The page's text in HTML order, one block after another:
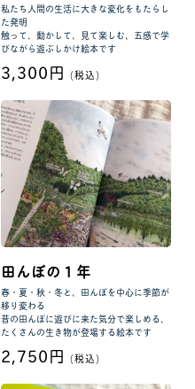
私たち人間の生活に大きな変化をもたらし
た発明
触って、動かして、見て楽しむ、五感で学
びながら遊ぶしかけ絵本です
3,300円 (税込)
田んぼの１年
春・夏・秋・冬と、田んぼを中心に季節が
移り変わる
昔の田んぼに遊びに来た気分で楽しめる、
たくさんの生き物が登場する絵本です
2,750円 (税込)